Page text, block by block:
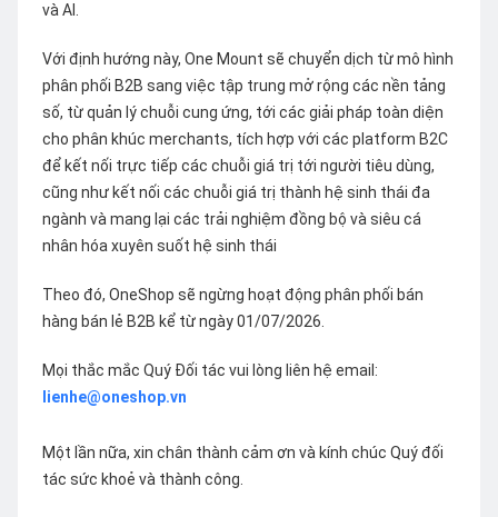
và AI.
Với định hướng này, One Mount sẽ chuyển dịch từ mô hình
phân phối B2B sang việc tập trung mở rộng các nền tảng
số, từ quản lý chuỗi cung ứng, tới các giải pháp toàn diện
cho phân khúc merchants, tích hợp với các platform B2C
để kết nối trực tiếp các chuỗi giá trị tới người tiêu dùng,
cũng như kết nối các chuỗi giá trị thành hệ sinh thái đa
ngành và mang lại các trải nghiệm đồng bộ và siêu cá
nhân hóa xuyên suốt hệ sinh thái
Theo đó, OneShop sẽ ngừng hoạt động phân phối bán
hàng bán lẻ B2B kể từ ngày 01/07/2026.
Mọi thắc mắc Quý Đối tác vui lòng liên hệ email:
lienhe@oneshop.vn
Một lần nữa, xin chân thành cảm ơn và kính chúc Quý đối
tác sức khoẻ và thành công.